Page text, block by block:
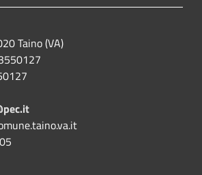
Taino (VA)